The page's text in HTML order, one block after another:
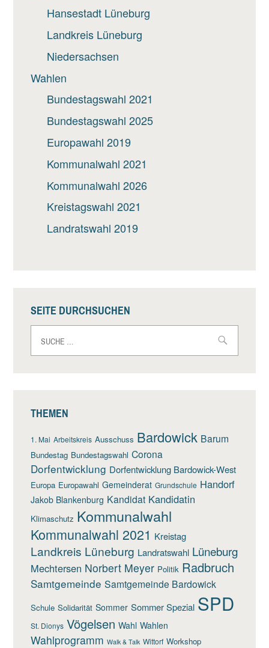
Hansestadt Lüneburg
Landkreis Lüneburg
Niedersachsen
Wahlen
Bundestagswahl 2021
Bundestagswahl 2025
Europawahl 2019
Kommunalwahl 2021
Kommunalwahl 2026
Kreistagswahl 2021
Landratswahl 2019
SEITE DURCHSUCHEN
nach:
THEMEN
1. Mai Arbeitskreis Ausschuss Bardowick Barum
Bundestag Bundestagswahl Corona
Dorfentwicklung Dorfentwicklung Bardowick-West
Europa Europawahl Gemeinderat Grundschule Handorf
Jakob Blankenburg Kandidat Kandidatin
Klimaschutz Kommunalwahl
Kommunalwahl 2021 Kreistag
Landkreis Lüneburg Landratswahl Lüneburg
Mechtersen Norbert Meyer Politik Radbruch
Samtgemeinde Samtgemeinde Bardowick
Schule Solidarität Sommer Sommer Spezial SPD
St. Dionys Vögelsen Wahl Wahlen
Wahlprogramm Walk & Talk Wittorf Workshop